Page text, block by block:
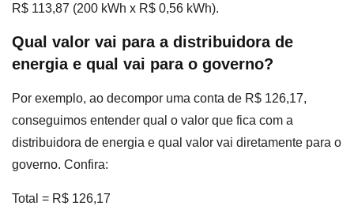
R$ 113,87 (200 kWh x R$ 0,56 kWh).
Qual valor vai para a distribuidora de
energia e qual vai para o governo?
Por exemplo, ao decompor uma conta de R$ 126,17,
conseguimos entender qual o valor que fica com a
distribuidora de energia e qual valor vai diretamente para o
governo. Confira:
Total = R$ 126,17